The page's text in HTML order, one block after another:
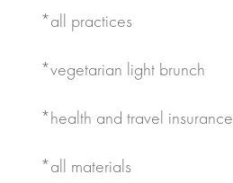
*all practices
*vegetarian light brunch
*health and travel insurance
*all materials